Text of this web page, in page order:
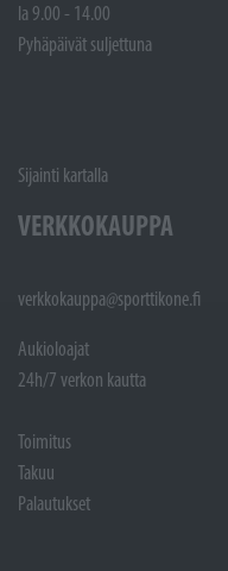
la 9.00 - 14.00
Pyhäpäivät suljettuna
Sijainti kartalla
VERKKOKAUPPA
verkkokauppa@sporttikone.fi
Aukioloajat
24h/7 verkon kautta
Toimitus
Takuu
Palautukset